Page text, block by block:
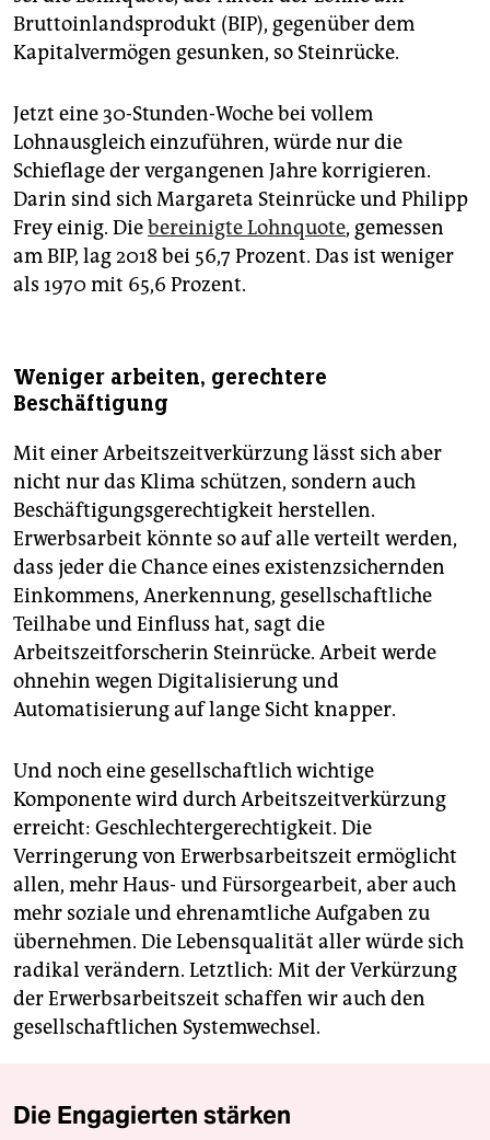
Bruttoinlandsprodukt (BIP), gegenüber dem
Kapitalvermögen gesunken, so Steinrücke.
Jetzt eine 30-Stunden-Woche bei vollem
Lohnausgleich einzuführen, würde nur die
Schieflage der vergangenen Jahre korrigieren.
Darin sind sich Margareta Steinrücke und Philipp
Frey einig. Diebereinigte Lohnquote, gemessen
am BIP, lag 2018 bei 56,7 Prozent. Das ist weniger
als 1970 mit 65,6 Prozent.
Weniger arbeiten, gerechtere
Beschäftigung
Mit einer Arbeitszeitverkürzung lässt sich aber
nicht nur das Klima schützen, sondern auch
Beschäftigungsgerechtigkeit herstellen.
Erwerbsarbeit könnte so auf alle verteilt werden,
dass jeder die Chance eines existenzsichernden
Einkommens, Anerkennung, gesellschaftliche
Teilhabe und Einfluss hat, sagt die
Arbeitszeitforscherin Steinrücke. Arbeit werde
ohnehin wegen Digitalisierung und
Automatisierung auf lange Sicht knapper.
Und noch eine gesellschaftlich wichtige
Komponente wird durch Arbeitszeitverkürzung
erreicht: Geschlechtergerechtigkeit. Die
Verringerung von Erwerbsarbeitszeit ermöglicht
allen, mehr Haus- und Fürsorgearbeit, aber auch
mehr soziale und ehrenamtliche Aufgaben zu
übernehmen. Die Lebensqualität aller würde sich
radikal verändern. Letztlich: Mit der Verkürzung
der Erwerbsarbeitszeit schaffen wir auch den
gesellschaftlichen Systemwechsel.
Die Engagierten stärken